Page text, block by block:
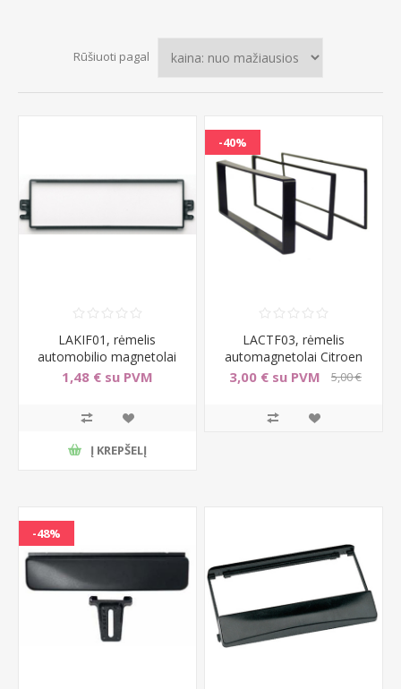
Rūšiuoti pagal
LAKIF01, rėmelis
automobilio magnetolai
KIA Rio/Clarus/Carens
1,48 € su PVM
Į KREPŠELĮ
-40%
LACTF03, rėmelis
automagnetolai Citroen
C2/C3, Peugeot 307/1007
3,00 € su PVM
5,00 €
-48%